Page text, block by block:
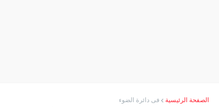
الصفحة الرئيسية فى دائرة الضوء